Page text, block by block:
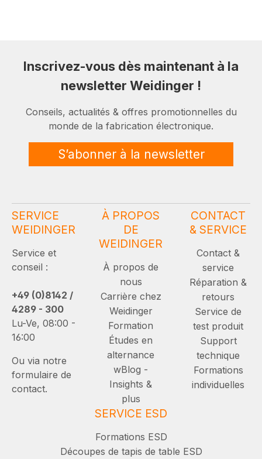
Inscrivez-vous dès maintenant à la
newsletter Weidinger !
Conseils, actualités & offres promotionnelles du
monde de la fabrication électronique.
S’abonner à la newsletter
SERVICE
WEIDINGER
Service et
conseil :
+49 (0)8142 /
4289 - 300
Lu-Ve, 08:00 -
16:00
Ou via notre
formulaire de
contact.
À PROPOS
DE
WEIDINGER
À propos de
nous
Carrière chez
Weidinger
Formation
Études en
alternance
wBlog -
Insights &
plus
CONTACT
& SERVICE
Contact &
service
Réparation &
retours
Service de
test produit
Support
technique
Formations
individuelles
SERVICE ESD
Formations ESD
Découpes de tapis de table ESD